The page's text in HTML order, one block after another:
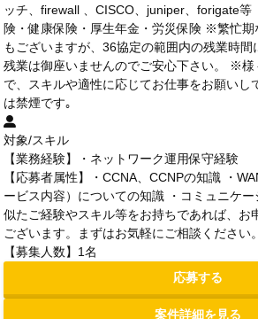
ッチ、firewall 、CISCO、juniper、forigate等
険・健康保険・厚生年金・労災保険 ※繁忙期
もございますが、36協定の範囲内の残業時間
残業は御座いませんのでご安心下さい。 ※
で、スキルや適性に応じてお仕事をお願い
は禁煙です｡
対象/スキル
【業務経験】・ネットワーク運用保守経験
【応募者属性】・CCNA、CCNPの知識 ・
ービス内容）についての知識 ・コミュニケ
似たご経験やスキル等をお持ちであれば、お
ございます。まずはお気軽にご相談ください。
【募集人数】1名
応募する
案件詳細を見る